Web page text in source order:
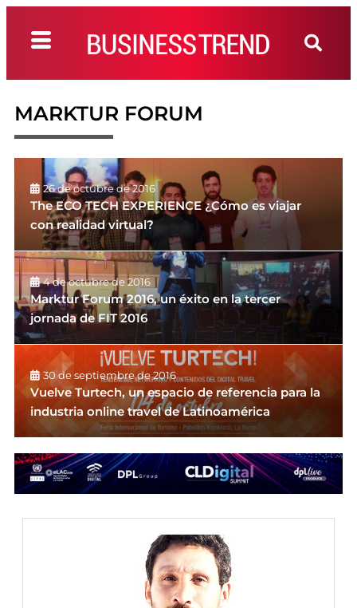
MARKTUR FORUM
26 de octubre de 2016
The ECO TECH EXPERIENCE ¿Cómo es viajar
con realidad virtual?
4 de octubre de 2016
Marktur Forum 2016, un éxito en la tercer
jornada de FIT 2016
30 de septiembre de 2016
Vuelve Turtech, un espacio de referencia para la
industria online travel de Latinoamérica